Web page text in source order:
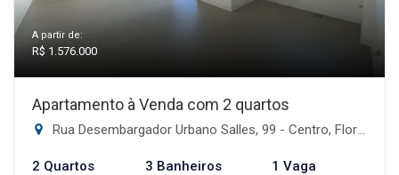
A partir de:
R$ 1.576.000
Apartamento à Venda com 2 quartos
Rua Desembargador Urbano Salles, 99 - Centro, Florianópolis-SC
2 Quartos 3 Banheiros 1 Vaga